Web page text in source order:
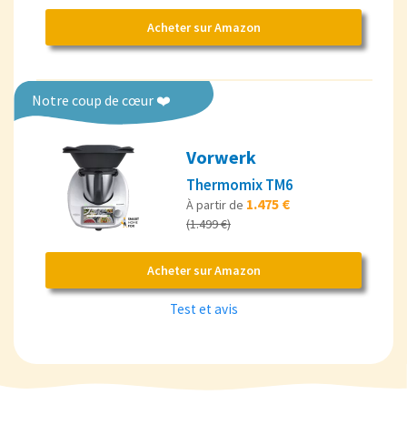
Acheter sur Amazon
Notre coup de cœur ❤️
Vorwerk
Thermomix TM6
À partir de 1.475 €
(1.499 €)
Acheter sur Amazon
Test et avis